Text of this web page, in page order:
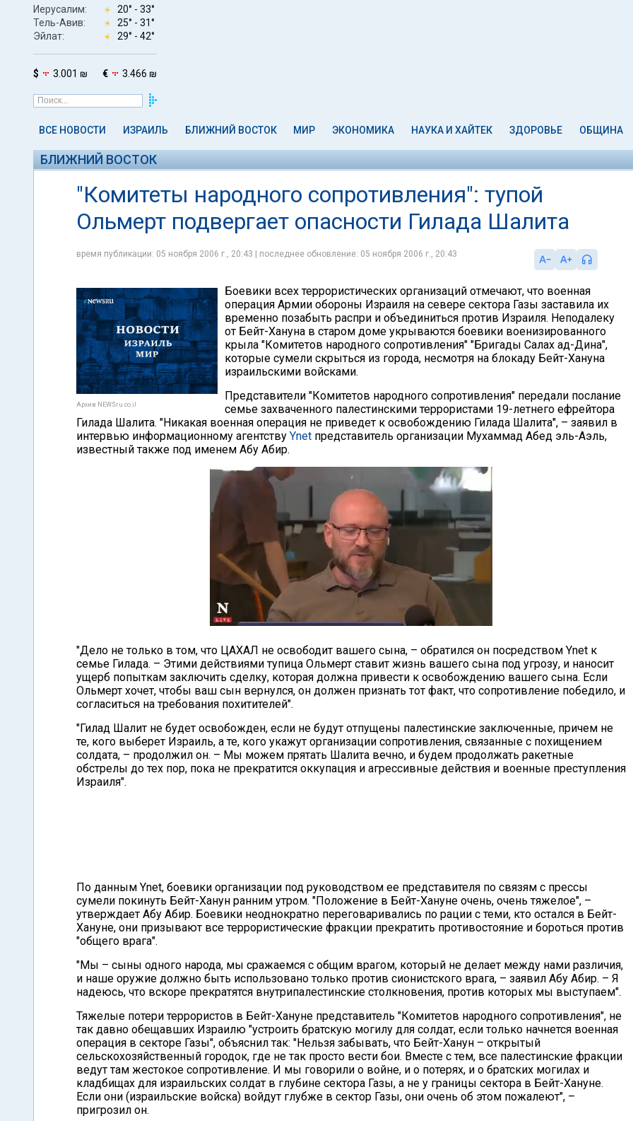
Иерусалим: 20° - 33°
Тель-Авив:
25° - 31°
Эйлат:
29° - 42°
$ 3.001 ₪ € 3.466 ₪
ВСЕ НОВОСТИ ИЗРАИЛЬ БЛИЖНИЙ ВОСТОК МИР ЭКОНОМИКА НАУКА И ХАЙТЕК ЗДОРОВЬЕ ОБЩИНА
БЛИЖНИЙ ВОСТОК
"Комитеты народного сопротивления": тупой
Ольмерт подвергает опасности Гилада Шалита
время публикации: 05 ноября 2006 г., 20:43 | последнее обновление: 05 ноября 2006 г., 20:43
Архив NEWSru.co.il
Боевики всех террористических организаций отмечают, что военная
операция Армии обороны Израиля на севере сектора Газы заставила их
временно позабыть распри и объединиться против Израиля. Неподалеку
от Бейт-Хануна в старом доме укрываются боевики военизированного
крыла "Комитетов народного сопротивления" "Бригады Салах ад-Дина",
которые сумели скрыться из города, несмотря на блокаду Бейт-Хануна
израильскими войсками.
Представители "Комитетов народного сопротивления" передали послание
семье захваченного палестинскими террористами 19-летнего ефрейтора
Гилада Шалита. "Никакая военная операция не приведет к освобождению Гилада Шалита", – заявил в
интервью информационному агентству Ynet представитель организации Мухаммад Абед эль-Аэль,
известный также под именем Абу Абир.
"Дело не только в том, что ЦАХАЛ не освободит вашего сына, – обратился он посредством Ynet к
семье Гилада. – Этими действиями тупица Ольмерт ставит жизнь вашего сына под угрозу, и наносит
ущерб попыткам заключить сделку, которая должна привести к освобождению вашего сына. Если
Ольмерт хочет, чтобы ваш сын вернулся, он должен признать тот факт, что сопротивление победило, и
согласиться на требования похитителей".
"Гилад Шалит не будет освобожден, если не будут отпущены палестинские заключенные, причем не
те, кого выберет Израиль, а те, кого укажут организации сопротивления, связанные с похищением
солдата, – продолжил он. – Мы можем прятать Шалита вечно, и будем продолжать ракетные
обстрелы до тех пор, пока не прекратится оккупация и агрессивные действия и военные преступления
Израиля".
По данным Ynet, боевики организации под руководством ее представителя по связям с прессы
сумели покинуть Бейт-Ханун ранним утром. "Положение в Бейт-Хануне очень, очень тяжелое", –
утверждает Абу Абир. Боевики неоднократно переговаривались по рации с теми, кто остался в Бейт-
Хануне, они призывают все террористические фракции прекратить противостояние и бороться против
"общего врага".
"Мы – сыны одного народа, мы сражаемся с общим врагом, который не делает между нами различия,
и наше оружие должно быть использовано только против сионистского врага, – заявил Абу Абир. – Я
надеюсь, что вскоре прекратятся внутрипалестинские столкновения, против которых мы выступаем".
Тяжелые потери террористов в Бейт-Хануне представитель "Комитетов народного сопротивления", не
так давно обещавших Израилю "устроить братскую могилу для солдат, если только начнется военная
операция в секторе Газы", объяснил так: "Нельзя забывать, что Бейт-Ханун – открытый
сельскохозяйственный городок, где не так просто вести бои. Вместе с тем, все палестинские фракции
ведут там жестокое сопротивление. И мы говорили о войне, и о потерях, и о братских могилах и
кладбищах для израильских солдат в глубине сектора Газы, а не у границы сектора в Бейт-Хануне.
Если они (израильские войска) войдут глубже в сектор Газы, они очень об этом пожалеют", –
пригрозил он.